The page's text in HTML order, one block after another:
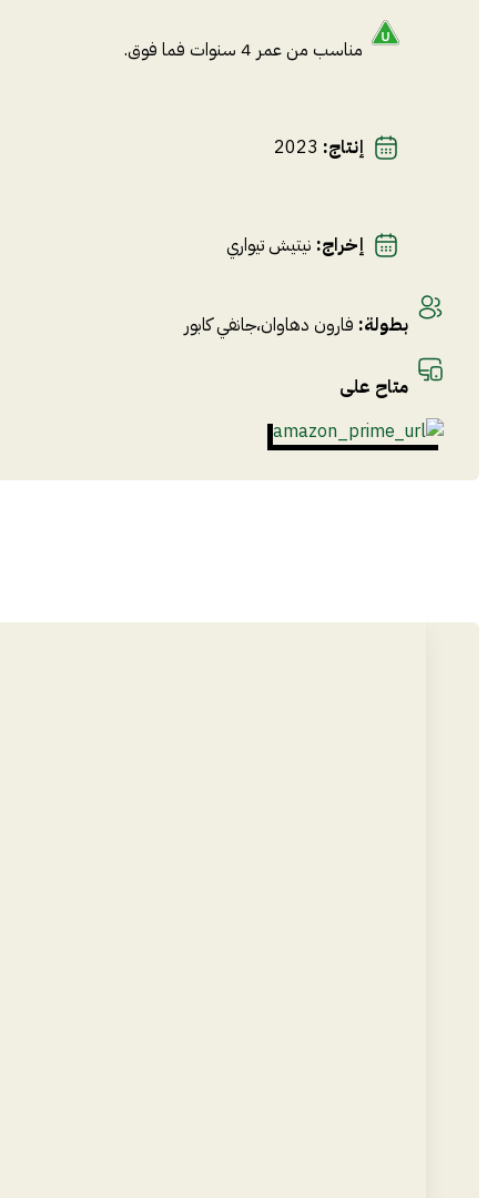
مناسب من عمر 4 سنوات فما فوق.
إنتاج:
2023
إخراج: نيتيش تيواري
بطولة: فارون دهاوان،جانفي كابور
متاح على